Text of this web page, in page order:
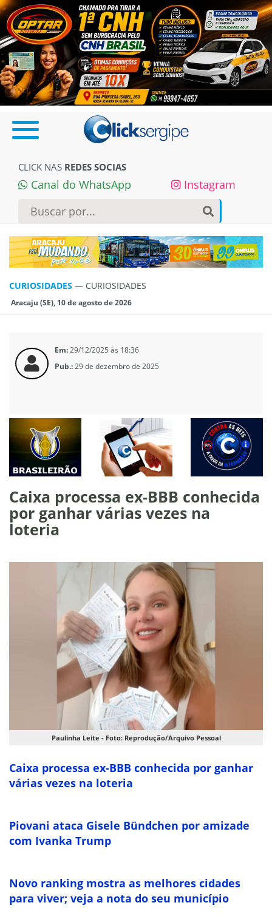
CLICK NAS REDES SOCIAS
Canal do WhatsApp Instagram
CURIOSIDADES — CURIOSIDADES
Aracaju (SE), 10 de agosto de 2026
Em:29/12/2025 às 18:36
Pub.:29 de dezembro de 2025
Caixa processa ex-BBB conhecida
por ganhar várias vezes na
loteria
Paulinha Leite - Foto: Reprodução/Arquivo Pessoal
Caixa processa ex-BBB conhecida por ganhar
várias vezes na loteria
Piovani ataca Gisele Bündchen por amizade
com Ivanka Trump
Novo ranking mostra as melhores cidades
para viver; veja a nota do seu município